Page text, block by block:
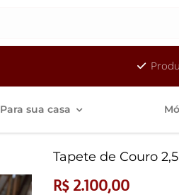
Para sua casa
Tapete de Couro
R$2.100,00